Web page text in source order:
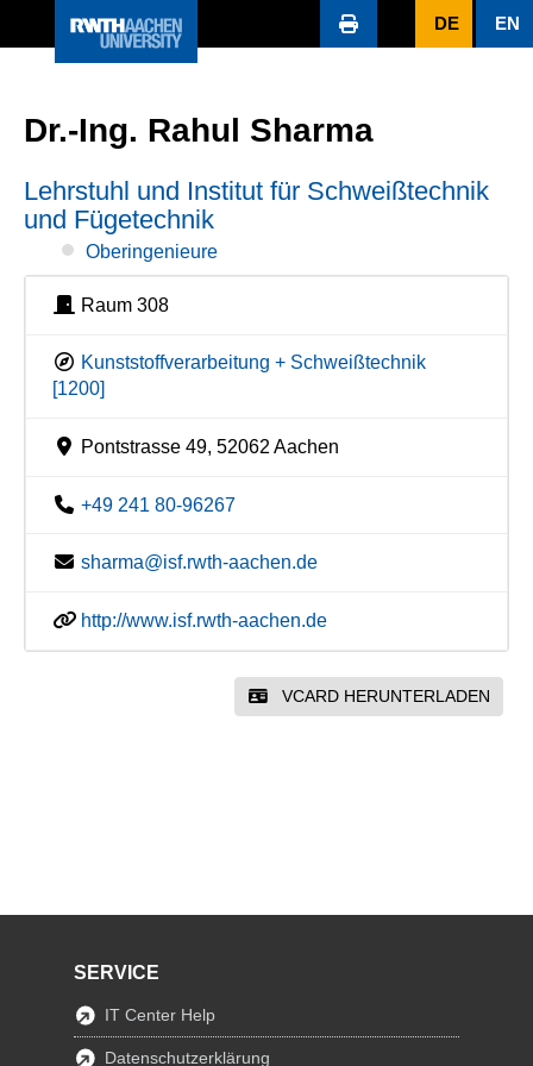
DE EN
Dr.-Ing. Rahul Sharma
Lehrstuhl und Institut für Schweißtechnik
und Fügetechnik
Oberingenieure
Raum 308
Kunststoffverarbeitung + Schweißtechnik
[1200]
Pontstrasse 49, 52062 Aachen
+49 241 80-96267
sharma@isf.rwth-aachen.de
http://www.isf.rwth-aachen.de
VCARD HERUNTERLADEN
SERVICE
IT Center Help
Datenschutzerklärung